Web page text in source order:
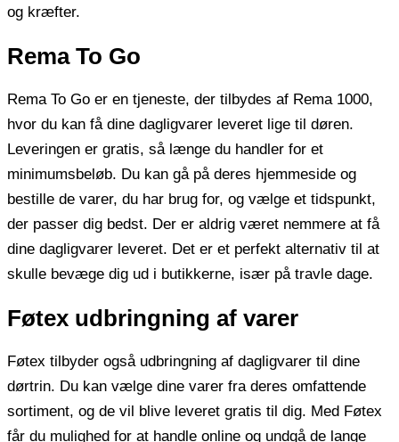
og kræfter.
Rema To Go
Rema To Go er en tjeneste, der tilbydes af Rema 1000,
hvor du kan få dine dagligvarer leveret lige til døren.
Leveringen er gratis, så længe du handler for et
minimumsbeløb. Du kan gå på deres hjemmeside og
bestille de varer, du har brug for, og vælge et tidspunkt,
der passer dig bedst. Der er aldrig været nemmere at få
dine dagligvarer leveret. Det er et perfekt alternativ til at
skulle bevæge dig ud i butikkerne, især på travle dage.
Føtex udbringning af varer
Føtex tilbyder også udbringning af dagligvarer til dine
dørtrin. Du kan vælge dine varer fra deres omfattende
sortiment, og de vil blive leveret gratis til dig. Med Føtex
får du mulighed for at handle online og undgå de lange